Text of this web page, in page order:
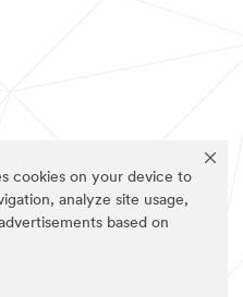
cookies on your device to
analyze site usage,
based on